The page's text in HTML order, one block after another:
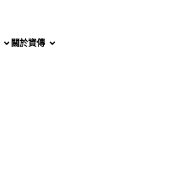
關於資傳